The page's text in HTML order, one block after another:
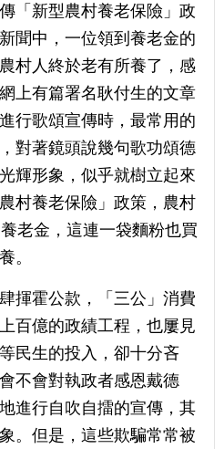
「新型農村養老保險」政
聞中，一位領到養老金的
村人終於老有所養了，感
上有篇署名耿付生的文章
行歌頌宣傳時，最常用的
對著鏡頭說幾句歌功頌德
輝形象，似乎就樹立起來
村養老保險」政策，農村
老金，這連一袋麵粉也買
。
揮霍公款，「三公」消費
百億的政績工程，也屢見
民生的投入，卻十分吝
不會對執政者感恩戴德
進行自吹自擂的宣傳，其
。但是，這些欺騙常常被